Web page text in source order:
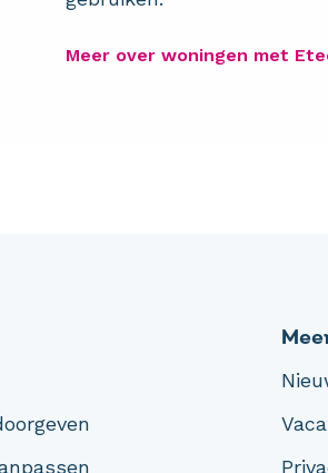
Meer over woningen met